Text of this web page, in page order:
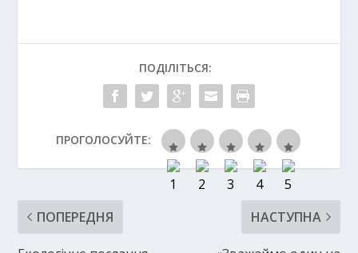
ПОДІЛІТЬСЯ:
ПРОГОЛОСУЙТЕ:
ПОПЕРЕДНЯ НАСТУПНА